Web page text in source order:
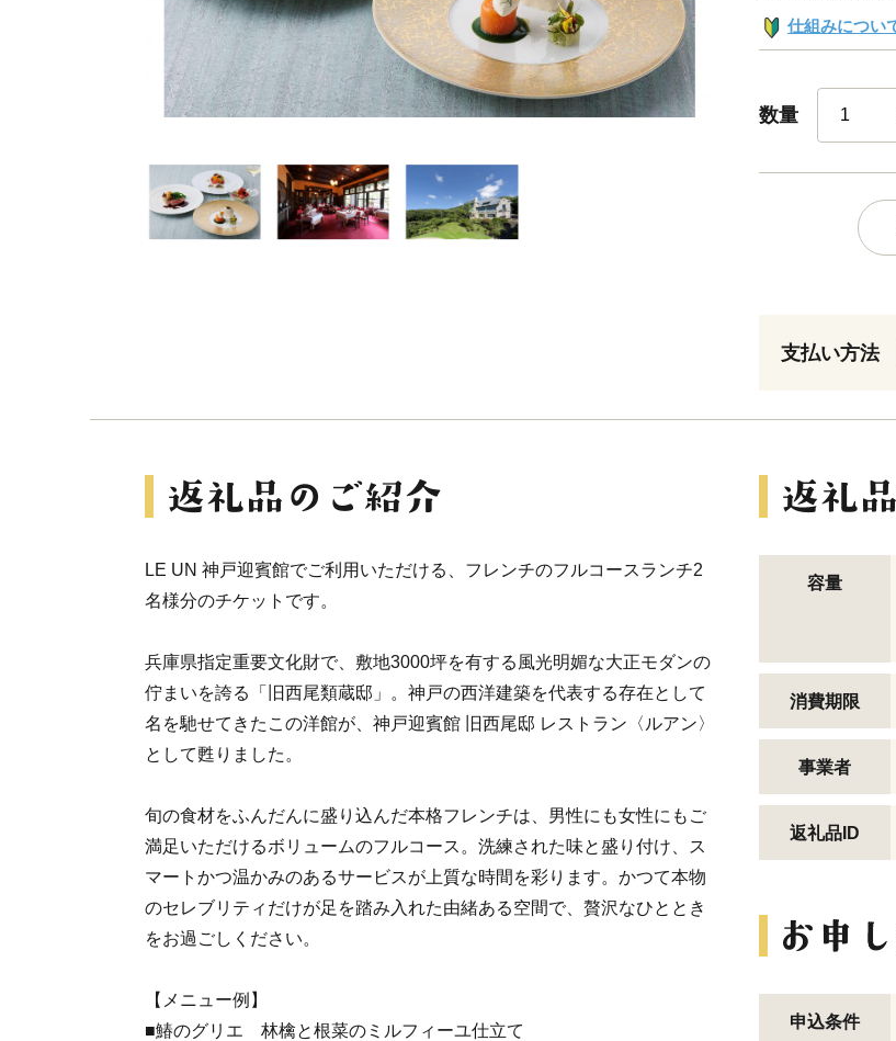
仕組みについ
数量
支払い方法
LE UN 神戸迎賓館でご利用いただける、フレンチのフルコースランチ2
名様分のチケットです。
兵庫県指定重要文化財で、敷地3000坪を有する風光明媚な大正モダンの
佇まいを誇る「旧西尾類蔵邸」。神戸の西洋建築を代表する存在として
名を馳せてきたこの洋館が、神戸迎賓館 旧西尾邸 レストラン〈ルアン〉
として甦りました。
旬の食材をふんだんに盛り込んだ本格フレンチは、男性にも女性にもご
満足いただけるボリュームのフルコース。洗練された味と盛り付け、ス
マートかつ温かみのあるサービスが上質な時間を彩ります。かつて本物
のセレブリティだけが足を踏み入れた由緒ある空間で、贅沢なひととき
をお過ごしください。
【メニュー例】
■鰆のグリエ 林檎と根菜のミルフィーユ仕立て
容量
消費期限
事業者
返礼品ID
申込条件